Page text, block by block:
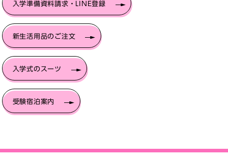
入学準備資料請求・LINE登録
新生活用品のご注文
入学式のスーツ
受験宿泊案内